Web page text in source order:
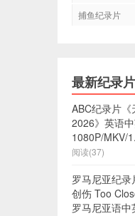
捕鱼纪录片
最新纪录片
ABC纪录片
2026》英语
1080P/MKV/
阅读(37)
罗马尼亚纪
创伤 Too
罗马尼亚语